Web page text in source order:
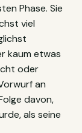
Phase. Sie
viel
kaum etwas
oder
an
davon,
als seine